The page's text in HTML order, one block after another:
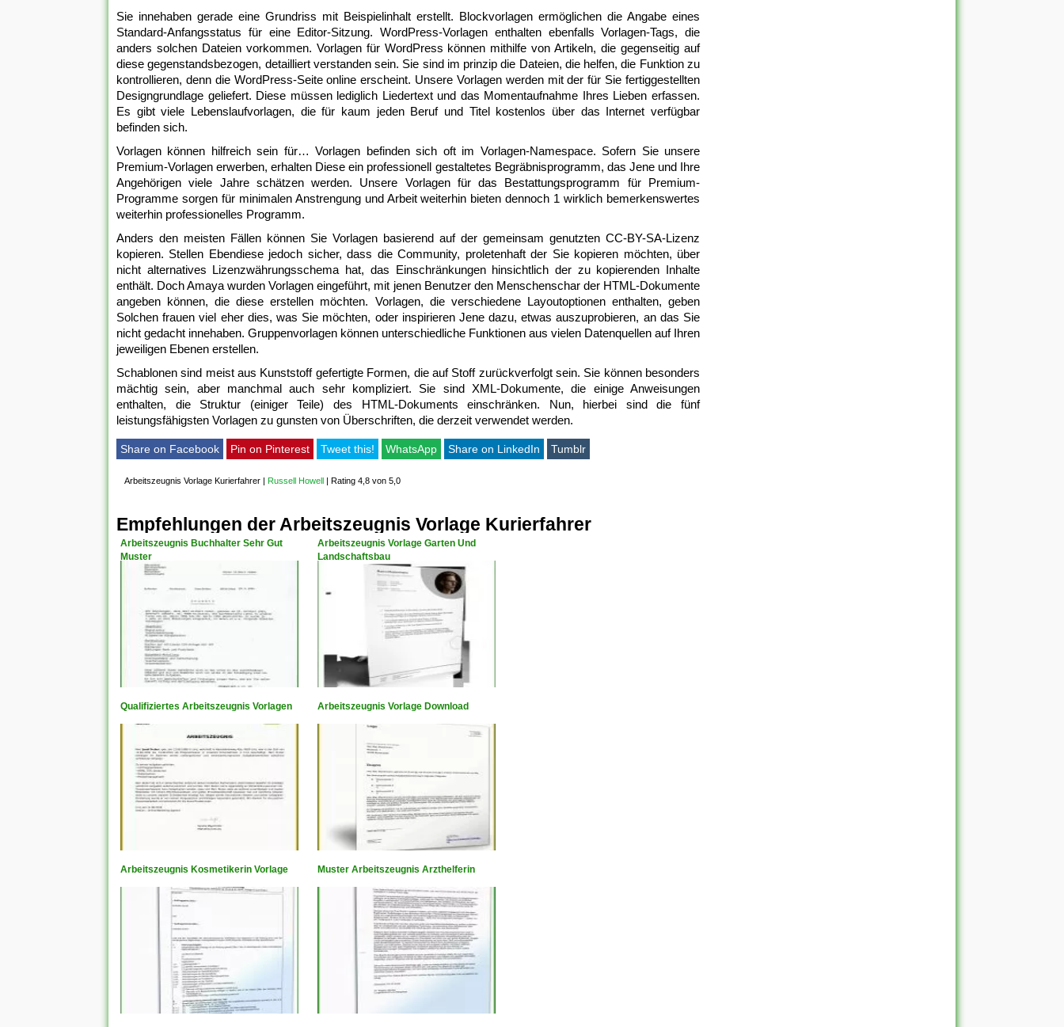
Sie innehaben gerade eine Grundriss mit Beispielinhalt erstellt. Blockvorlagen ermöglichen die Angabe eines
Standard-Anfangsstatus für eine Editor-Sitzung. WordPress-Vorlagen enthalten ebenfalls Vorlagen-Tags, die
anders solchen Dateien vorkommen. Vorlagen für WordPress können mithilfe von Artikeln, die gegenseitig auf
diese gegenstandsbezogen, detailliert verstanden sein. Sie sind im prinzip die Dateien, die helfen, die Funktion zu
kontrollieren, denn die WordPress-Seite online erscheint. Unsere Vorlagen werden mit der für Sie fertiggestellten
Designgrundlage geliefert. Diese müssen lediglich Liedertext und das Momentaufnahme Ihres Lieben erfassen.
Es gibt viele Lebenslaufvorlagen, die für kaum jeden Beruf und Titel kostenlos über das Internet verfügbar
befinden sich.
Vorlagen können hilfreich sein für… Vorlagen befinden sich oft im Vorlagen-Namespace. Sofern Sie unsere
Premium-Vorlagen erwerben, erhalten Diese ein professionell gestaltetes Begräbnisprogramm, das Jene und Ihre
Angehörigen viele Jahre schätzen werden. Unsere Vorlagen für das Bestattungsprogramm für Premium-
Programme sorgen für minimalen Anstrengung und Arbeit weiterhin bieten dennoch 1 wirklich bemerkenswertes
weiterhin professionelles Programm.
Anders den meisten Fällen können Sie Vorlagen basierend auf der gemeinsam genutzten CC-BY-SA-Lizenz
kopieren. Stellen Ebendiese jedoch sicher, dass die Community, proletenhaft der Sie kopieren möchten, über
nicht alternatives Lizenzwährungsschema hat, das Einschränkungen hinsichtlich der zu kopierenden Inhalte
enthält. Doch Amaya wurden Vorlagen eingeführt, mit jenen Benutzer den Menschenschar der HTML-Dokumente
angeben können, die diese erstellen möchten. Vorlagen, die verschiedene Layoutoptionen enthalten, geben
Solchen frauen viel eher dies, was Sie möchten, oder inspirieren Jene dazu, etwas auszuprobieren, an das Sie
nicht gedacht innehaben. Gruppenvorlagen können unterschiedliche Funktionen aus vielen Datenquellen auf Ihren
jeweiligen Ebenen erstellen.
Schablonen sind meist aus Kunststoff gefertigte Formen, die auf Stoff zurückverfolgt sein. Sie können besonders
mächtig sein, aber manchmal auch sehr kompliziert. Sie sind XML-Dokumente, die einige Anweisungen
enthalten, die Struktur (einiger Teile) des HTML-Dokuments einschränken. Nun, hierbei sind die fünf
leistungsfähigsten Vorlagen zu gunsten von Überschriften, die derzeit verwendet werden.
Share on Facebook Pin on Pinterest Tweet this! WhatsApp Share on LinkedIn Tumblr
Arbeitszeugnis Vorlage Kurierfahrer | Russell Howell | Rating 4,8 von 5,0
Empfehlungen der Arbeitszeugnis Vorlage Kurierfahrer
Arbeitszeugnis Buchhalter Sehr Gut
Muster
Arbeitszeugnis Vorlage Garten Und
Landschaftsbau
Qualifiziertes Arbeitszeugnis Vorlagen Arbeitszeugnis Vorlage Download
Arbeitszeugnis Kosmetikerin Vorlage Muster Arbeitszeugnis Arzthelferin